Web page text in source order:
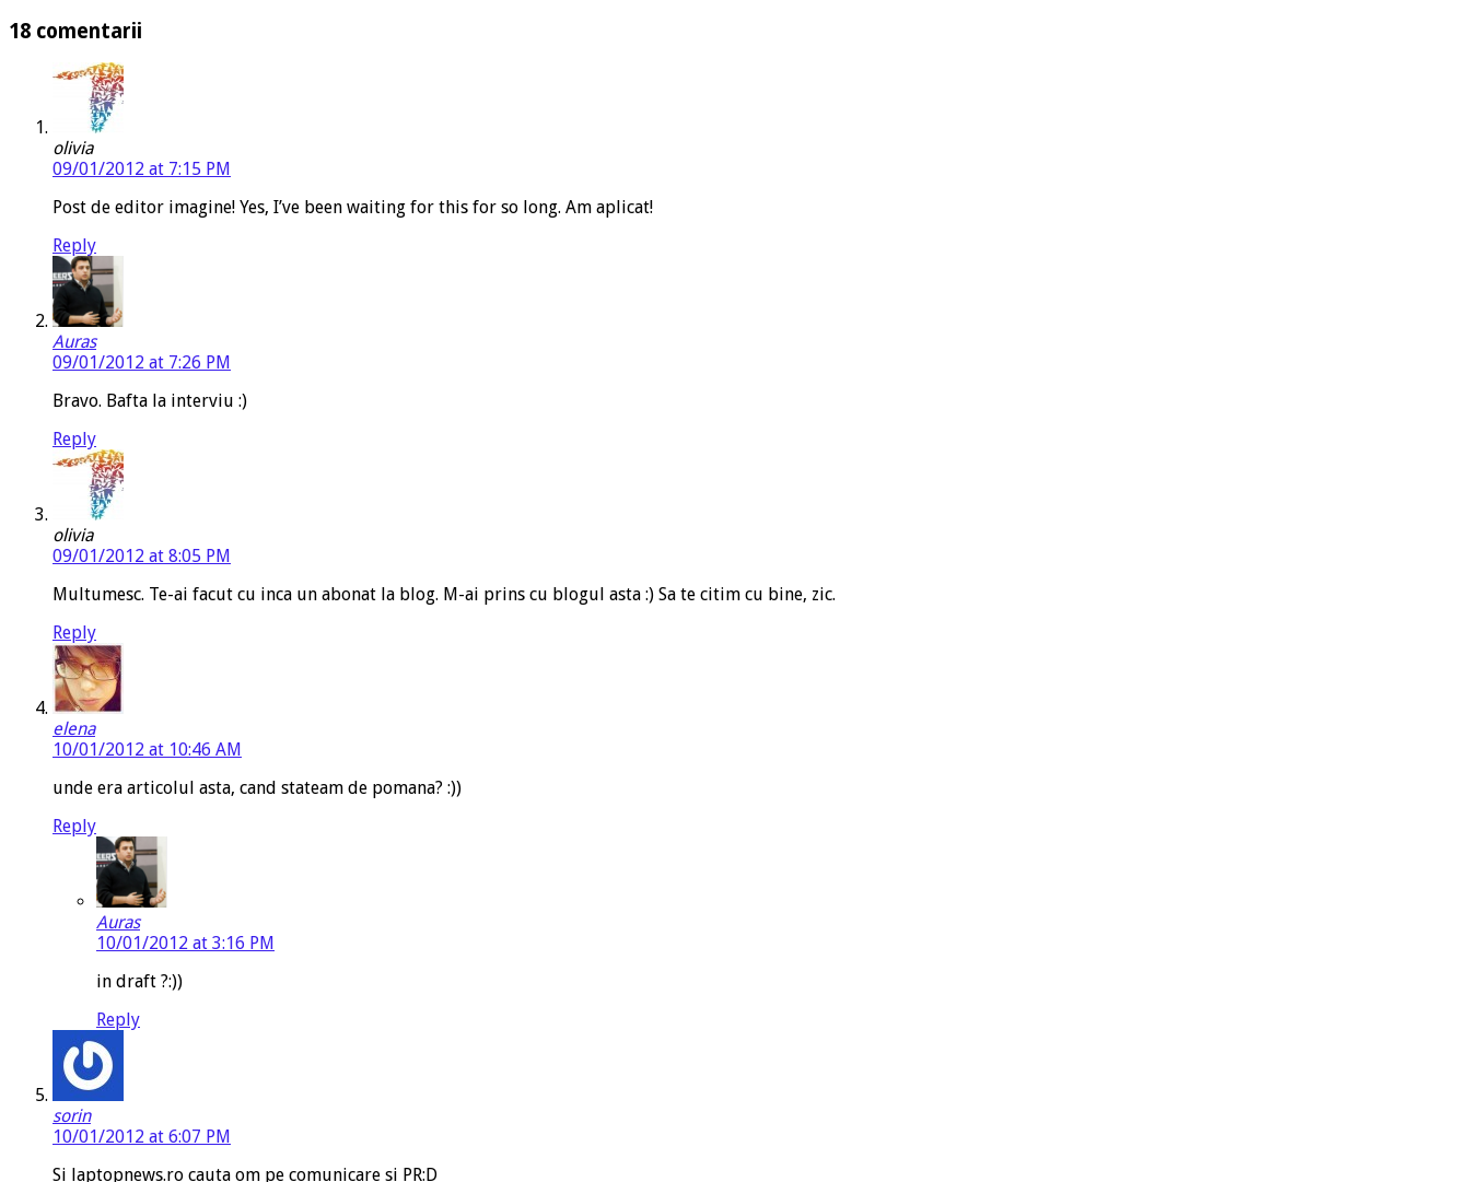
18 comentarii
olivia
09/01/2012 at 7:15 PM
Post de editor imagine! Yes, I’ve been waiting for this for so long. Am aplicat!
Reply
Auras
09/01/2012 at 7:26 PM
Bravo. Bafta la interviu :)
Reply
olivia
09/01/2012 at 8:05 PM
Multumesc. Te-ai facut cu inca un abonat la blog. M-ai prins cu blogul asta :) Sa te citim cu bine, zic.
Reply
elena
10/01/2012 at 10:46 AM
unde era articolul asta, cand stateam de pomana? :))
Reply
Auras
10/01/2012 at 3:16 PM
in draft ?:))
Reply
sorin
10/01/2012 at 6:07 PM
Si laptopnews.ro cauta om pe comunicare si PR:D